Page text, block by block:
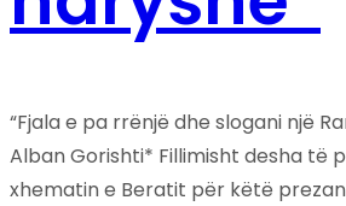
“Fjala e pa rrënjë dhe slogani një
Alban Gorishti* Fillimisht desha të
xhematin e Beratit për këtë